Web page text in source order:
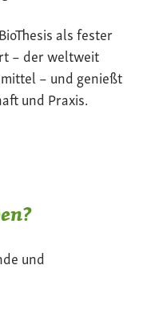
als fester
– der weltweit
– und genießt
und Praxis.
und